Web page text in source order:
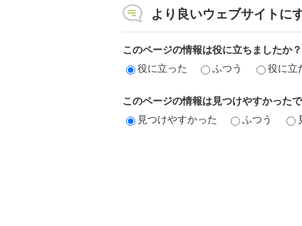
より良いウェブサイトに
このページの情報は役に立ちましたか？
役に立った
ふつう 役に立
このページの情報は見つけやすかった
見つけやすかった
ふつう